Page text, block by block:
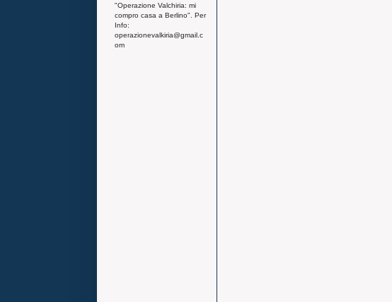
"Operazione Valchiria: mi
compro casa a Berlino". Per
Info:
operazionevalkiria@gmail.c
om